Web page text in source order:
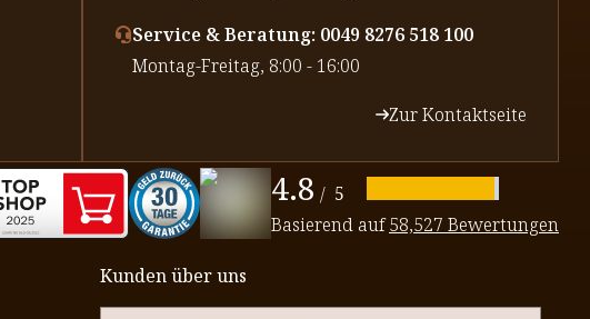
Service & Beratung: 0049 8276 518 100
⁠Montag-Freitag, 8:00 - 16:00
Zur Kontaktseite
4.8 / 5
Basierend auf58,527 Bewertungen
Kunden über uns